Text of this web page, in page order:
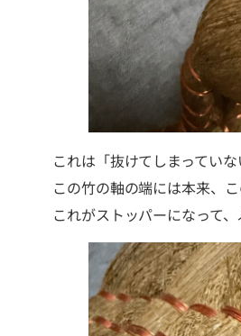
これは「抜けてしまってい
この竹の軸の端には本来、
これがストッパーになって